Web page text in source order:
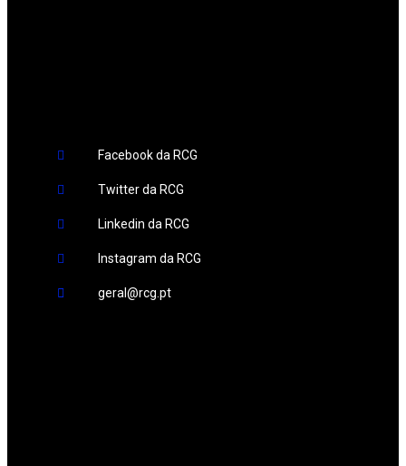
Facebook da RCG
Twitter da RCG
Linkedin da RCG
Instagram da RCG
geral@rcg.pt